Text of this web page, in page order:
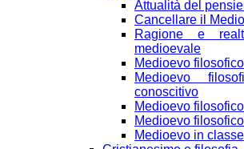
Attualità del
Cancellare il
Ragione e
medioevale
Medioevo
Medioevo
conoscitivo
Medioevo
Medioevo
Medioevo in classe